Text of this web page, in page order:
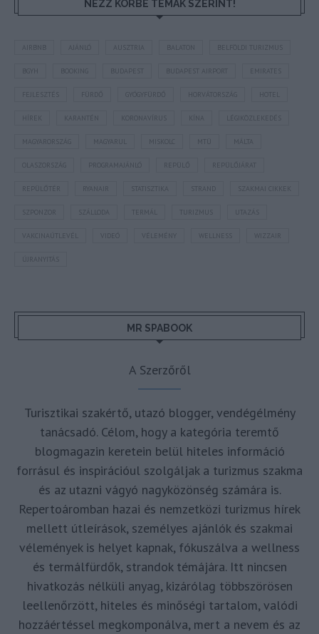
NÉZZ KÖRBE TÉMÁK SZERINT!
AUSZTRIA BALATON BELFÖLDI TURIZMUS
BUDAPEST BUDAPEST AIRPORT EMIRATES
FEJLESZTÉS HORVÁTORSZÁG HOTEL
KARANTÉN LÉGIKÖZLEKEDÉS
MAGYARORSZÁG MTÜ MÁLTA
OLASZORSZÁG REPÜLŐJÁRAT
REPÜLŐTÉR STATISZTIKA STRAND SZAKMAI CIKKEK
SZPONZOR SZÁLLODA TERMÁL TURIZMUS UTAZÁS
VAKCINAÚTLEVÉL WIZZAIR
ÚJRANYITÁS
MR SPABOOK
A Szerzőről
Turisztikai szakértő, utazó blogger, vendégélmény
tanácsadó. Célom, hogy a kategória teremtő
blogmagazin keretein belül hiteles információ
forrásul és inspirációul szolgáljak a turizmus szakma
és az utazni vágyó nagyközönség számára is.
Repertoáromban hazai és nemzetközi turizmus hírek
mellett útleírások, személyes ajánlók és szakmai
vélemények is helyet kapnak, fókuszálva a wellness
és termálfürdők, strandok témájára. Itt nincsen
hivatkozás nélküli anyag, kizárólag többszörösen
leellenőrzött, hiteles és minőségi tartalom, valódi
hozzáértéssel megkomponálva, mert a nevem és az